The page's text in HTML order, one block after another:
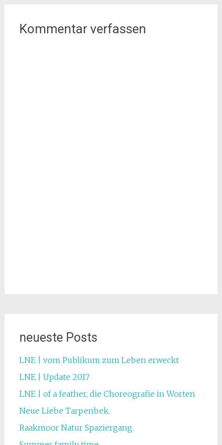
Kommentar verfassen
neueste Posts
LNE | vom Publikum zum Leben erweckt
LNE | Update 2017
LNE | of a feather, die Choreografie in Worten
Neue Liebe Tarpenbek.
Raakmoor Natur Spaziergang.